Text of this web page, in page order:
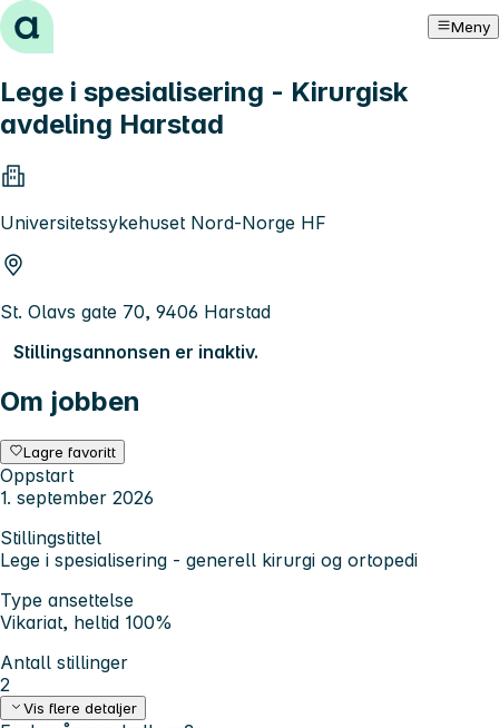
Hopp til innhold Meny
Lege i spesialisering - Kirurgisk
avdeling Harstad
Universitetssykehuset Nord-Norge HF
St. Olavs gate 70, 9406 Harstad
Stillingsannonsen er inaktiv.
Om jobben
Lagre favoritt
Oppstart
1. september 2026
Stillingstittel
Lege i spesialisering - generell kirurgi og ortopedi
Type ansettelse
Vikariat, heltid 100%
Antall stillinger
2
Vis flere detaljer